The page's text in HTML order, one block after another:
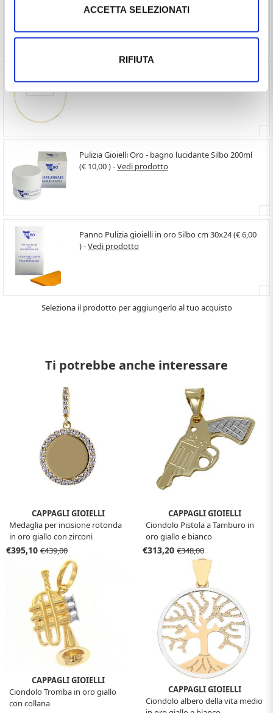
ACCETTA SELEZIONATI
RIFIUTA
bianco 45 cm media (€ 402,30 ) -
45 cm media (€ 354,60 ) -Vedi prodotto
Pulizia Gioielli Oro - bagno lucidante Silbo 200ml
(€ 10,00 ) -Vedi prodotto
Panno Pulizia gioielli in oro Silbo cm 30x24 (€ 6,00
) -Vedi prodotto
Seleziona il prodotto per aggiungerlo al tuo acquisto
Ti potrebbe anche interessare
CAPPAGLI GIOIELLI
Medaglia per incisione rotonda
in oro giallo con zirconi
€395,10 €439,00
CAPPAGLI GIOIELLI
Ciondolo Pistola a Tamburo in
oro giallo e bianco
€313,20 €348,00
CAPPAGLI GIOIELLI
Ciondolo Tromba in oro giallo
con collana
CAPPAGLI GIOIELLI
Ciondolo albero della vita medio